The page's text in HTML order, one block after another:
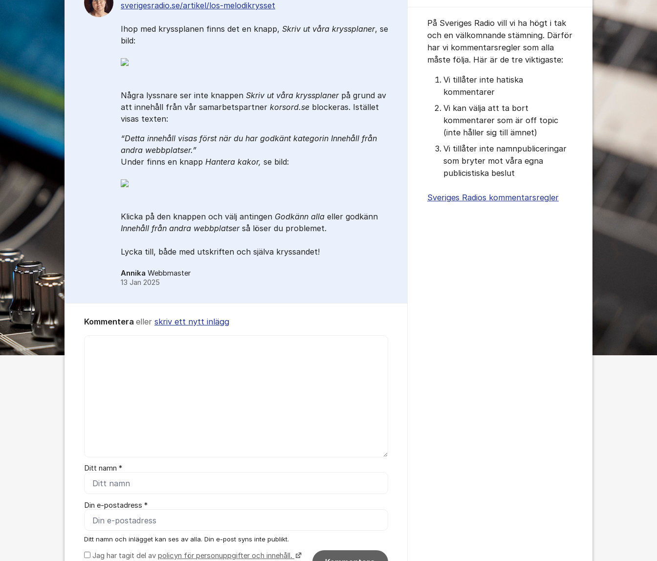
sverigesradio.se/artikel/los-melodikrysset
Ihop med kryssplanen finns det en knapp, Skriv ut våra kryssplaner, se
bild:
Några lyssnare ser inte knappen Skriv ut våra kryssplaner på grund av
att innehåll från vår samarbetspartner korsord.se blockeras. Istället
visas texten:
Detta innehåll visas först när du har godkänt kategorin Innehåll från
andra webbplatser.
Under finns en knapp Hantera kakor, se bild:
Klicka på den knappen och välj antingen Godkänn alla eller godkänn
Innehåll från andra webbplatser så löser du problemet.
Lycka till, både med utskriften och själva kryssandet!
Annika Webbmaster
13 Jan 2025
Kommentera eller skriv ett nytt inlägg
Ditt namn *
Din e-postadress *
Ditt namn och inlägget kan ses av alla. Din e-post syns inte publikt.
Jag har tagit del av policyn för personuppgifter och innehåll.
På Sveriges Radio vill vi ha högt i tak
och en välkomnande stämning. Därför
har vi kommentarsregler som alla
måste följa. Här är de tre viktigaste:
Vi tillåter inte hatiska
kommentarer
Vi kan välja att ta bort
kommentarer som är off topic
(inte håller sig till ämnet)
Vi tillåter inte namnpubliceringar
som bryter mot våra egna
publicistiska beslut
Sveriges Radios kommentarsregler